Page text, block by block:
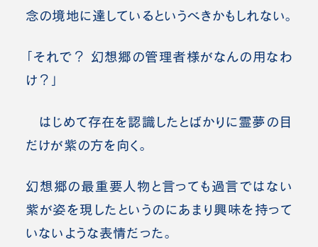
念の境地に達しているというべきかもしれない。
「それで？ 幻想郷の管理者様がなんの用なわ
け？」
はじめて存在を認識したとばかりに霊夢の目
だけが紫の方を向く。
幻想郷の最重要人物と言っても過言ではない
紫が姿を現したというのにあまり興味を持って
いないような表情だった。